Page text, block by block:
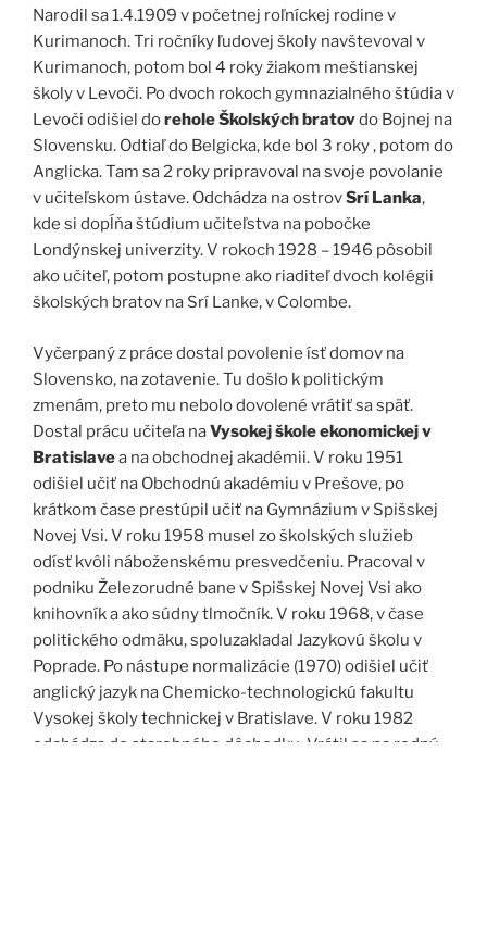
Narodil sa 1.4.1909 v početnej roľníckej rodine v
Kurimanoch. Tri ročníky ľudovej školy navštevoval v
Kurimanoch, potom bol 4 roky žiakom meštianskej
školy v Levoči. Po dvoch rokoch gymnazialného štúdia v
Levoči odišiel dorehole Školských bratovdo Bojnej na
Slovensku. Odtiaľ do Belgicka, kde bol 3 roky , potom do
Anglicka. Tam sa 2 roky pripravoval na svoje povolanie
v učiteľskom ústave. Odchádza na ostrovSrí Lanka,
kde si dopĺňa štúdium učiteľstva na pobočke
Londýnskej univerzity. V rokoch 1928 – 1946 pôsobil
ako učiteľ, potom postupne ako riaditeľ dvoch kolégii
školských bratov na Srí Lanke, v Colombe.
Vyčerpaný z práce dostal povolenie ísť domov na
Slovensko, na zotavenie. Tu došlo k politickým
zmenám, preto mu nebolo dovolené vrátiť sa späť.
Dostal prácu učiteľa naVysokej škole ekonomickej v
Bratislavea na obchodnej akadémii. V roku 1951
odišiel učiť na Obchodnú akadémiu v Prešove, po
krátkom čase prestúpil učiť na Gymnázium v Spišskej
Novej Vsi. V roku 1958 musel zo školských služieb
odísť kvôli náboženskému presvedčeniu. Pracoval v
podniku Železorudné bane v Spišskej Novej Vsi ako
knihovník a ako súdny tlmočník. V roku 1968, v čase
politického odmäku, spoluzakladal Jazykovú školu v
Poprade. Po nástupe normalizácie (1970) odišiel učiť
anglický jazyk na Chemicko-technologickú fakultu
Vysokej školy technickej v Bratislave. V roku 1982
odchádza do starobného dôchodku. Vrátil sa na rodný